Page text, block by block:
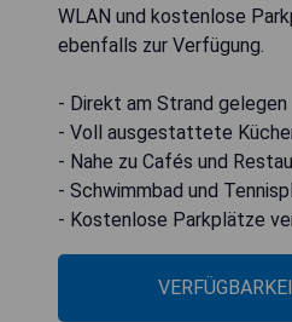
WLAN und kostenlose
ebenfalls zur Verfügung.
- Direkt am Strand gelegen
- Voll ausgestattete
- Nahe zu Cafés und
- Schwimmbad und
- Kostenlose Parkplätze